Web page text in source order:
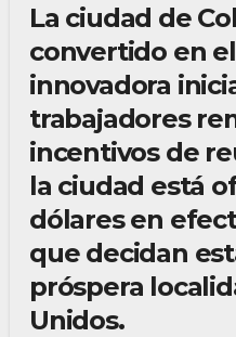
La ciudad de
convertido en
innovadora
trabajadores
incentivos de
la ciudad está
dólares en
que decidan
próspera
Unidos.